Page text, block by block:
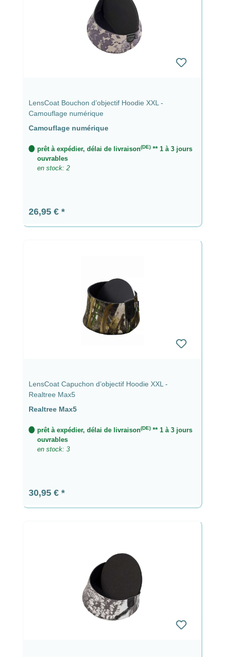
LensCoat Bouchon d’objectif Hoodie XXL -
Camouflage numérique
Camouflage numérique
prêt à expédier, délai de livraison(DE)** 1 à 3 jours
ouvrables
en stock: 2
Prix régulier :
26,95 €
LensCoat Capuchon d’objectif Hoodie XXL -
Realtree Max5
Realtree Max5
prêt à expédier, délai de livraison(DE)** 1 à 3 jours
ouvrables
en stock: 3
Prix régulier :
30,95 €